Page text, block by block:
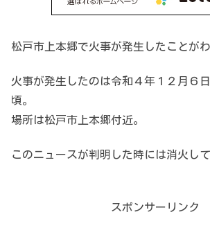
松戸市上本郷で火事が発生したことがわ
火事が発生したのは令和４年１２月６
頃。
場所は松戸市上本郷付近。
このニュースが判明した時には消火し
スポンサーリンク